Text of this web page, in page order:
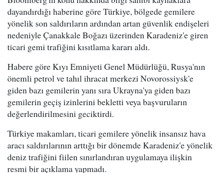
dayandırdığı haberine göre Türkiye, bölgede gemilere
yönelik son saldırıların ardından artan güvenlik endişeleri
nedeniyle Çanakkale Boğazı üzerinden Karadeniz'e giren
ticari gemi trafiğini kısıtlama kararı aldı.
Habere göre Kıyı Emniyeti Genel Müdürlüğü, Rusya'nın
önemli petrol ve tahıl ihracat merkezi Novorossiysk'e
giden bazı gemilerin yanı sıra Ukrayna'ya giden bazı
gemilerin geçiş izinlerini bekletti veya başvuruların
değerlendirilmesini geciktirdi.
Türkiye makamları, ticari gemilere yönelik insansız hava
aracı saldırılarının arttığı bir dönemde Karadeniz'e yönelik
deniz trafiğini fiilen sınırlandıran uygulamaya ilişkin
resmi bir açıklama yapmadı.